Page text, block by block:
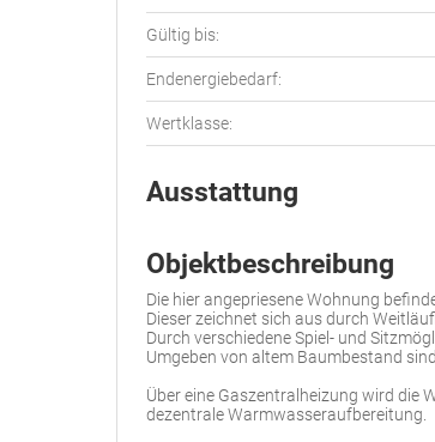
Gültig bis:
Endenergiebedarf:
Wertklasse:
Ausstattung
Objektbeschreibung
Die hier angepriesene Wohnung
Dieser zeichnet sich aus durch
Durch verschiedene Spiel- und
Umgeben von altem Baumbestand
Über eine Gaszentralheizung wird die
dezentrale Warmwasseraufbereitung.